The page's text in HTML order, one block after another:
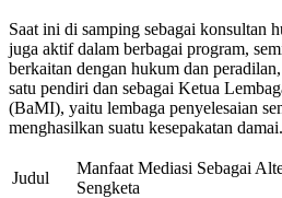
Saat ini di samping sebagai konsultan
juga aktif dalam berbagai program,
berkaitan dengan hukum dan
satu pendiri dan sebagai Ketua
(BaMI), yaitu lembaga penyelesaian
menghasilkan suatu kesepakatan damai.
Judul
Manfaat Mediasi Sebagai
Sengketa